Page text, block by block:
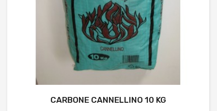
CARBONE CANNELLINO 10 KG